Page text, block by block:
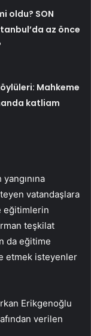
oldu? SON
az önce
Mahkeme
katliam
vatandaşlara
eğitimlerin
teşkilat
da eğitime
etmek isteyenler
Erikgenoğlu
verilen